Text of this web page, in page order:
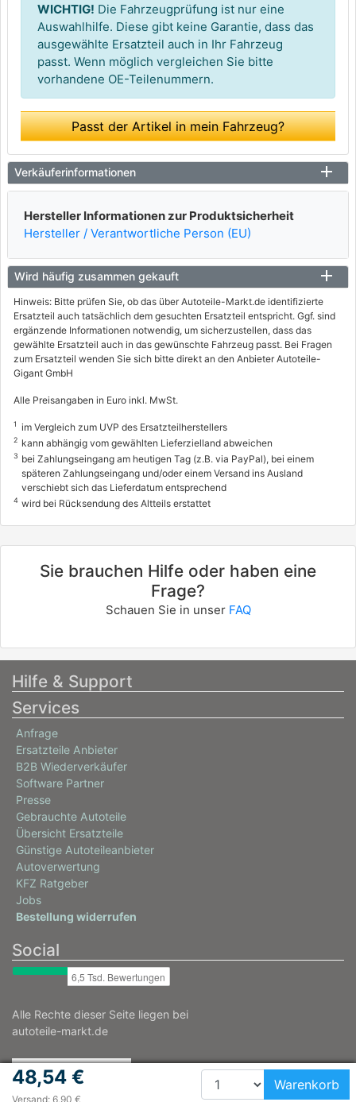
WICHTIG! Die Fahrzeugprüfung ist nur eine
Auswahlhilfe. Diese gibt keine Garantie, dass das
ausgewählte Ersatzteil auch in Ihr Fahrzeug
passt. Wenn möglich vergleichen Sie bitte
vorhandene OE-Teilenummern.
Passt der Artikel in mein Fahrzeug?
Verkäuferinformationen
Hersteller Informationen zur Produktsicherheit
Hersteller / Verantwortliche Person (EU)
Wird häufig zusammen gekauft
Hinweis: Bitte prüfen Sie, ob das über Autoteile-Markt.de identifizierte
Ersatzteil auch tatsächlich dem gesuchten Ersatzteil entspricht. Ggf. sind
ergänzende Informationen notwendig, um sicherzustellen, dass das
gewählte Ersatzteil auch in das gewünschte Fahrzeug passt. Bei Fragen
zum Ersatzteil wenden Sie sich bitte direkt an den Anbieter Autoteile-
Gigant GmbH
Alle Preisangaben in Euro inkl. MwSt.
1 im Vergleich zum UVP des Ersatzteilherstellers
2 kann abhängig vom gewählten Lieferzielland abweichen
3 bei Zahlungseingang am heutigen Tag (z.B. via PayPal), bei einem
späteren Zahlungseingang und/oder einem Versand ins Ausland
verschiebt sich das Lieferdatum entsprechend
4 wird bei Rücksendung des Altteils erstattet
48,54 €
Versand: 6,90 €
Warenkorb
Sie brauchen Hilfe oder haben eine
Frage?
Schauen Sie in unser FAQ
Hilfe & Support
Services
Anfrage
Ersatzteile Anbieter
B2B Wiederverkäufer
Software Partner
Presse
Gebrauchte Autoteile
Übersicht Ersatzteile
Günstige Autoteileanbieter
Autoverwertung
KFZ Ratgeber
Jobs
Bestellung widerrufen
Social
Alle Rechte dieser Seite liegen bei
autoteile-markt.de